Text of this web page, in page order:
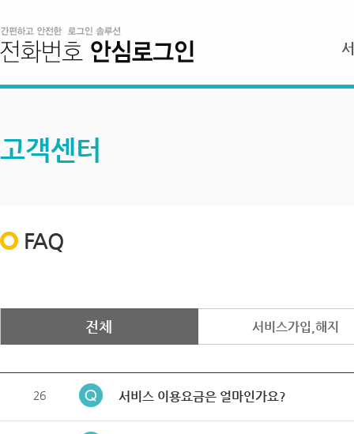
고객센터
FAQ
전체 서비스가입,해지
26 서비스 이용요금은 얼마인가요?